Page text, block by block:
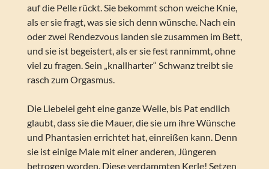
auf die Pelle rückt. Sie bekommt schon weiche Knie,
als er sie fragt, was sie sich denn wünsche. Nach ein
oder zwei Rendezvous landen sie zusammen im Bett,
und sie ist begeistert, als er sie fest rannimmt, ohne
viel zu fragen. Sein „knallharter“ Schwanz treibt sie
rasch zum Orgasmus.
Die Liebelei geht eine ganze Weile, bis Pat endlich
glaubt, dass sie die Mauer, die sie um ihre Wünsche
und Phantasien errichtet hat, einreißen kann. Denn
sie ist einige Male mit einer anderen, Jüngeren
betrogen worden. Diese verdammten Kerle! Setzen